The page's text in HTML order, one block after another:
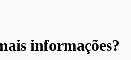
informações?